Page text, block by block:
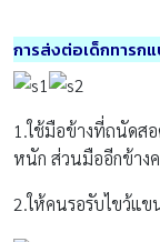
การส่งต่อเด็กทารก
1.ใช้มือข้างที่ถนัดส
หนัก ส่วนมืออีกข้าง
2.ให้คนรอรับไขว้แข